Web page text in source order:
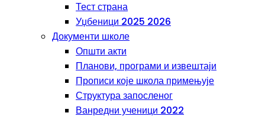
Тест страна
Уџбеници 2025 2026
Документи школе
Општи акти
Планови, програми и извештаји
Прописи које школа примењује
Структура запосленог
Ванредни ученици 2022